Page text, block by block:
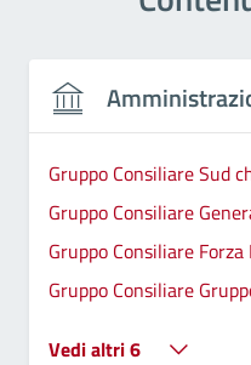
Gruppo Consiliare Sud
Gruppo Consiliare
Gruppo Consiliare
Gruppo Consiliare
Vedi altri 6